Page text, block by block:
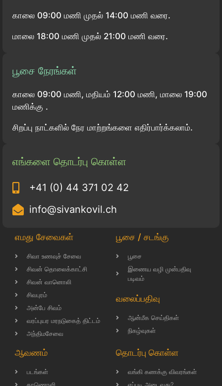
காலை 09:00 மணி முதல் 14:00 மணி வரை.
மாலை 18:00 மணி முதல் 21:00 மணி வரை.
பூசை நேரங்கள்
காலை 09:00 மணி, மதியம் 12:00 மணி, மாலை 19:00
மணிக்கு .
சிறப்பு நாட்களில் நேர மாற்றங்களை எதிர்பார்க்கலாம்.
எங்களை தொடர்பு கொள்ள
+41 (0) 44 371 02 42
info@sivankovil.ch
எமது சேவைகள்
சிவா உணவுச் சேவை
சிவன் தொலைக்காட்சி
சிவன் வானொலி
சிவபுரம்
அன்பே சிவம்
வரப்புயர மரநடுகைத் திட்டம்
அந்திமசேவை
பூசை / சடங்கு
பூசை
இணைய வழி முன்பதிவு
படிவம்
வலைப்பதிவு
ஆன்மீக செய்திகள்
நிகழ்வுகள்
ஆவணம்
படங்கள்
தொடர்பு கொள்ள
வங்கி கணக்கு விவரங்கள்